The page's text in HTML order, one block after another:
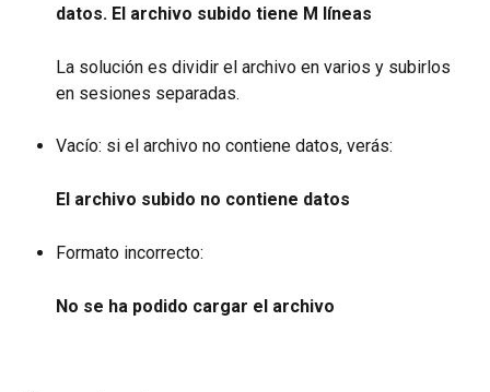
datos. El archivo subido tiene M líneas
La solución es dividir el archivo en varios y subirlos
en sesiones separadas.
Vacío: si el archivo no contiene datos, verás:
El archivo subido no contiene datos
Formato incorrecto:
No se ha podido cargar el archivo